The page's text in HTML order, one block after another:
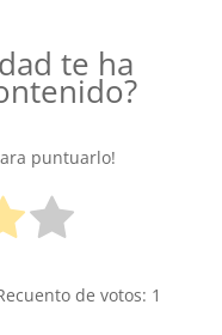
te ha
puntuarlo!
de votos: 1